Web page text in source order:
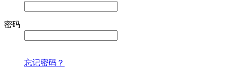
密码
忘记密码？